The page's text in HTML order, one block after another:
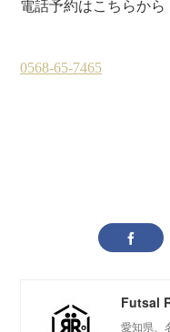
電話予約はこちらから
Futsal
愛知県、